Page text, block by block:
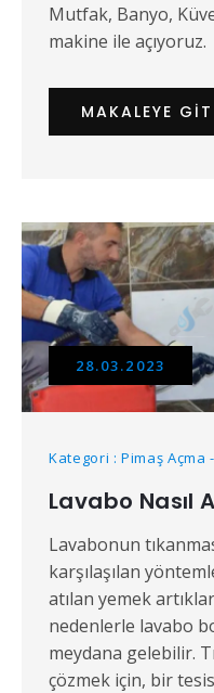
Mutfak, Banyo,
makine ile açıyoruz.
MAKALEYE GIT
28.03.2023
Kategori : Pimaş Açma
Lavabo Nasıl
Lavabonun
karşılaşılan
atılan yemek
nedenlerle lavabo
meydana gelebilir.
çözmek için, bir